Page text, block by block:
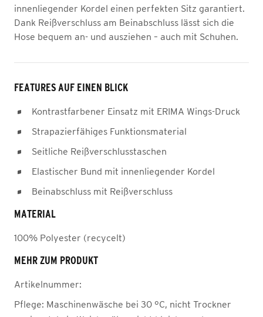
innenliegender Kordel einen perfekten Sitz garantiert.
Dank Reißverschluss am Beinabschluss lässt sich die
Hose bequem an- und ausziehen – auch mit Schuhen.
FEATURES AUF EINEN BLICK
Kontrastfarbener Einsatz mit ERIMA Wings-Druck
Strapazierfähiges Funktionsmaterial
Seitliche Reißverschlusstaschen
Elastischer Bund mit innenliegender Kordel
Beinabschluss mit Reißverschluss
MATERIAL
100% Polyester (recycelt)
MEHR ZUM PRODUKT
Artikelnummer:
Pflege: Maschinenwäsche bei 30 °C, nicht Trockner